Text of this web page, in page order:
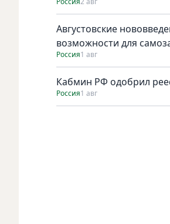
Августовские
возможности для
Россия1 авг
Кабмин РФ одобрил
Россия1 авг